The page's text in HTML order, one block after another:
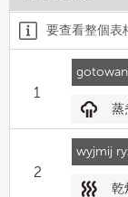
要查看整個表
1
蒸
wyjmij
2
乾